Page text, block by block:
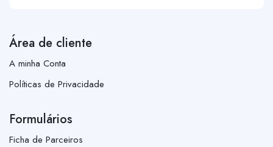
Área de cliente
A minha Conta
Políticas de Privacidade
Formulários
Ficha de Parceiros